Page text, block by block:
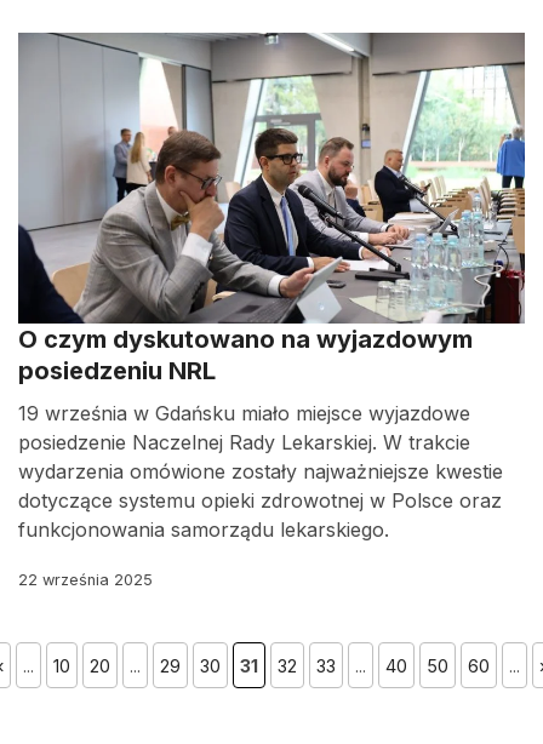
O czym dyskutowano na wyjazdowym
posiedzeniu NRL
19 września w Gdańsku miało miejsce wyjazdowe
posiedzenie Naczelnej Rady Lekarskiej. W trakcie
wydarzenia omówione zostały najważniejsze kwestie
dotyczące systemu opieki zdrowotnej w Polsce oraz
funkcjonowania samorządu lekarskiego.
22 września 2025
... 10 20 ... 29 30 31 32 33 ... 40 50 60 ...